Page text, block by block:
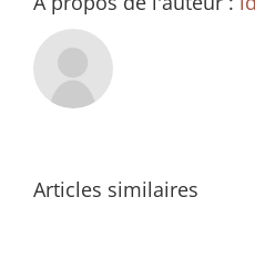
Articles similaires